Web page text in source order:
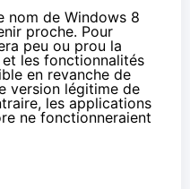
nom de Windows 8
proche. Pour
peu ou prou la
les fonctionnalités
en revanche de
version légitime de
les applications
ne fonctionneraient